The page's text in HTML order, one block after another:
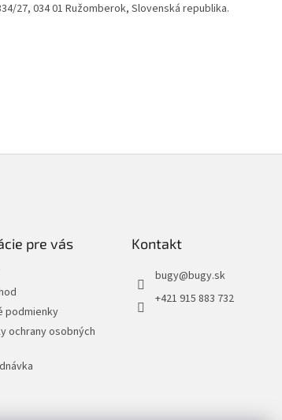
27, 034 01 Ružomberok, Slovenská republika.
pre vás
podmienky
ochrany osobných
Kontakt
bugy@bugy.sk
+421 915 883 732